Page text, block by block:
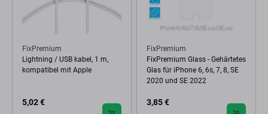
FixPremium
Lightning / USB kabel, 1 m,
kompatibel mit Apple
5,02 €
FixPremium
FixPremium Glass - Gehärtetes
Glas für iPhone 6, 6s, 7, 8, SE
2020 und SE 2022
3,85 €